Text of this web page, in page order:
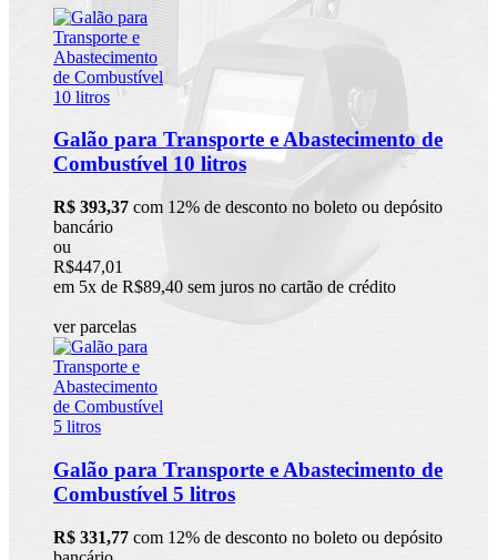
Galão para Transporte e Abastecimento de
Combustível 10 litros
R$ 393,37 com 12% de desconto no boleto ou depósito
bancário
ou
R$447,01
em 5x de R$89,40 sem juros no cartão de crédito
ver parcelas
Galão para Transporte e Abastecimento de
Combustível 5 litros
R$ 331,77 com 12% de desconto no boleto ou depósito